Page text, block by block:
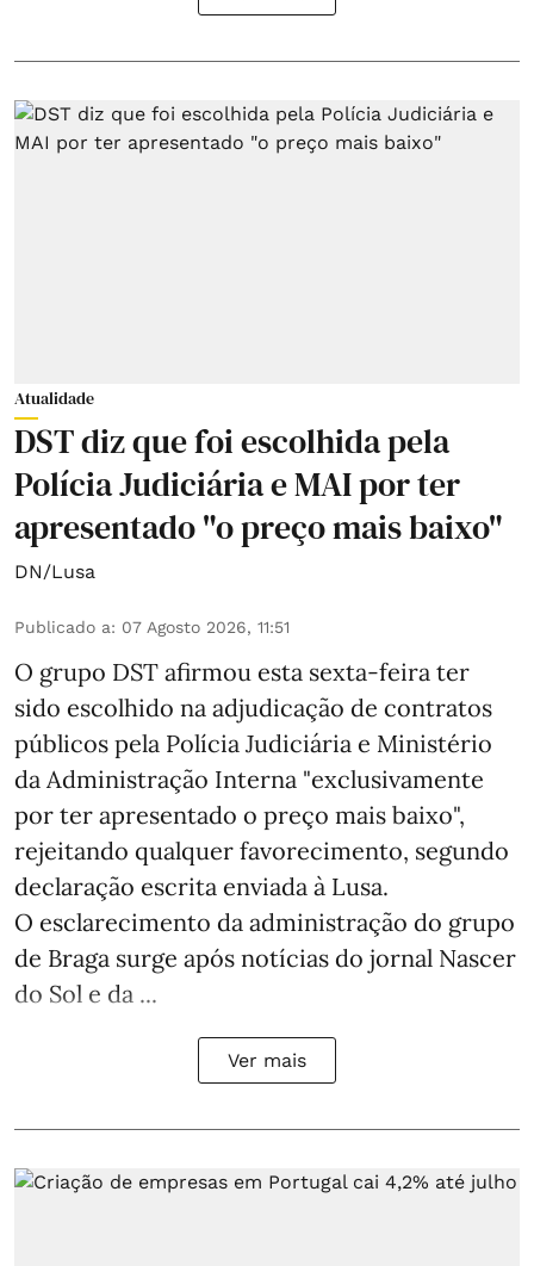
Atualidade
DST diz que foi escolhida pela
Polícia Judiciária e MAI por ter
apresentado "o preço mais baixo"
DN/Lusa
Publicado a: 07 Agosto 2026, 11:51
O grupo DST afirmou esta sexta-feira ter
sido escolhido na adjudicação de contratos
públicos pela Polícia Judiciária e Ministério
da Administração Interna "exclusivamente
por ter apresentado o preço mais baixo",
rejeitando qualquer favorecimento, segundo
declaração escrita enviada à Lusa.
O esclarecimento da administração do grupo
de Braga surge após notícias do jornal Nascer
do Sol e da ...
Ver mais